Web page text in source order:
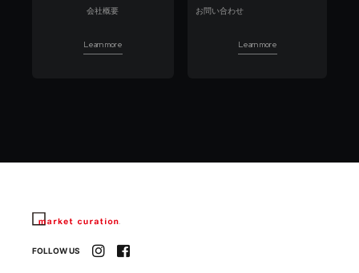
会社概要
Learn more
お問い合わせ
Learn more
FOLLOW US